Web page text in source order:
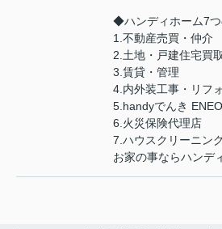
◆ハンディホーム7
1.不動産売買・仲介
2.土地・戸建住宅買取
3.賃貸・管理
4.内外装工事・リフ
5.handyでんき
6.火災保険代理店
7.ハウスクリーニン
お家の事ならハンデ